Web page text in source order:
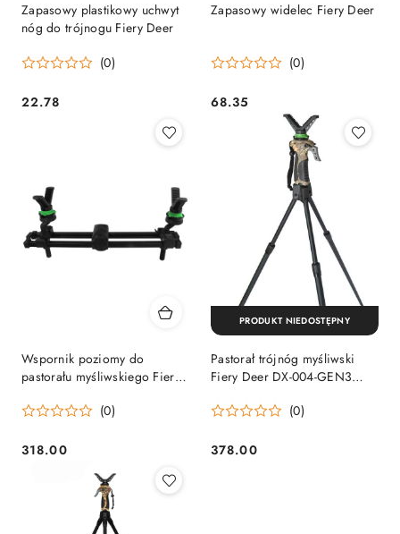
Zapasowy plastikowy uchwyt
nóg do trójnogu Fiery Deer
(0)
Cena:
22.78
Zapasowy widelec Fiery Deer
(0)
Cena:
68.35
Wspornik poziomy do
pastorału myśliwskiego Fiery
(0)
Cena:
318.00
Pastorał trójnóg myśliwski
Fiery Deer DX-004-GEN3
(0)
Cena:
378.00
PRODUKT NIEDOSTĘPNY